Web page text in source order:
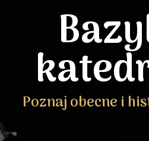
Poznaj obecne i